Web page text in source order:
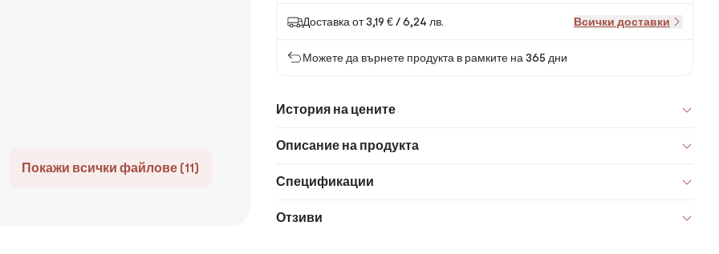
Покажи всички файлове (11)
Доставка от 3,19 € / 6,24 лв. Всички доставки
Можете да върнете продукта в рамките на 365 дни
История на цените
Описание на продукта
Спецификации
Отзиви